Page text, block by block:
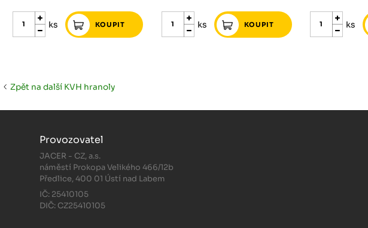
ks ks ks
Zpět na další KVH hranoly
Provozovatel
JACER - CZ, a.s.
náměstí Prokopa Velikého 466/12b
Předlice, 400 01 Ústí nad Labem
IČ: 25410105
DIČ: CZ25410105